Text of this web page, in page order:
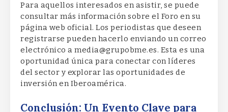
Para aquellos interesados en asistir, se puede
consultar más información sobre el Foro en su
página web oficial. Los periodistas que deseen
registrarse pueden hacerlo enviando un correo
electrónico a media@grupobme.es. Esta es una
oportunidad única para conectar con líderes
del sector y explorar las oportunidades de
inversión en Iberoamérica.
Conclusión: Un Evento Clave para